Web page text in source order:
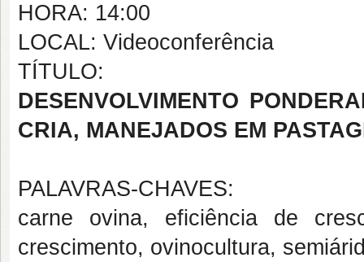
HORA: 14:00
LOCAL: Videoconferência
TÍTULO:
DESENVOLVIMENTO
CRIA, MANEJADOS EM
PALAVRAS-CHAVES:
carne ovina, eficiência de
crescimento, ovinocultura,